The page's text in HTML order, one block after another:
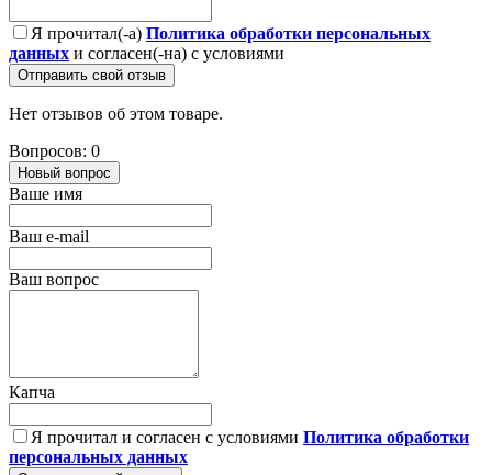
Я прочитал(-а) Политика обработки персональных
данных и согласен(-на) с условиями
Отправить свой отзыв
Нет отзывов об этом товаре.
Вопросов: 0
Новый вопрос
Ваше имя
Ваш e-mail
Ваш вопрос
Капча
Я прочитал и согласен с условиями Политика обработки
персональных данных